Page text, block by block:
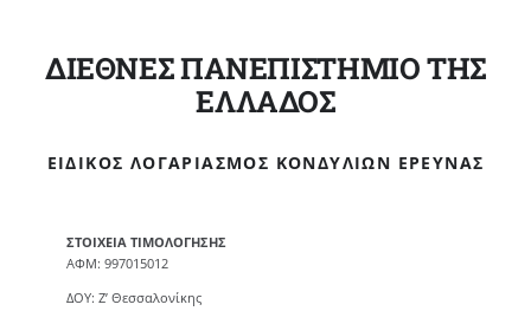
ΔΙΕΘΝΕΣ ΠΑΝΕΠΙΣΤΗΜΙΟ ΤΗΣ
ΕΛΛΑΔΟΣ
ΕΙΔΙΚΌΣ ΛΟΓΑΡΙΑΣΜΌΣ ΚΟΝΔΥΛΊΩΝ ΈΡΕΥΝΑΣ
ΣΤΟΙΧΕΙΑ ΤΙΜΟΛΟΓΗΣΗΣ
ΑΦΜ: 997015012
ΔΟΥ: Ζ’ Θεσσαλονίκης